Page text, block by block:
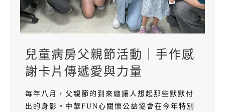
兒童病房父親節活動｜手作感
謝卡片傳遞愛與力量
每年八月，父親節的到來總讓人想起那些默默付
出的身影。中華FUN心關懷公益協會在今年特別